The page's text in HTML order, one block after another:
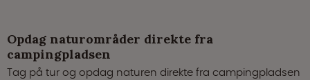
Opdag naturområder direkte fra
campingpladsen
Tag på tur og opdag naturen direkte fra campingpladsen